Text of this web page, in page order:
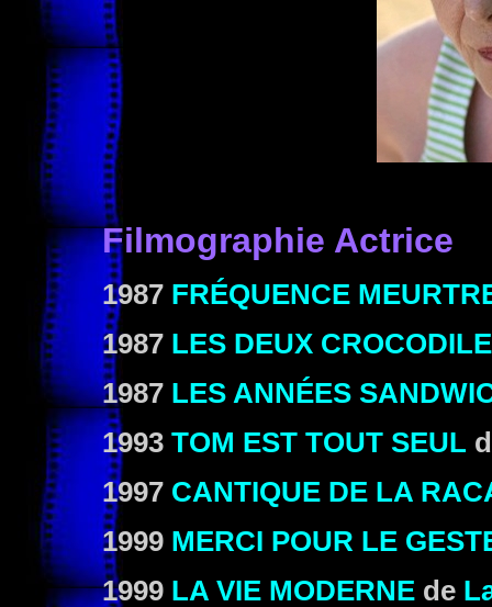
Filmographie Actrice
1987 FRÉQUENCE
1987 LES DEUX
1987 LES ANNÉES
1993 TOM EST TOUT SEUL
1997 CANTIQUE DE LA
1999 MERCI POUR LE
1999 LA VIE MODERNE de